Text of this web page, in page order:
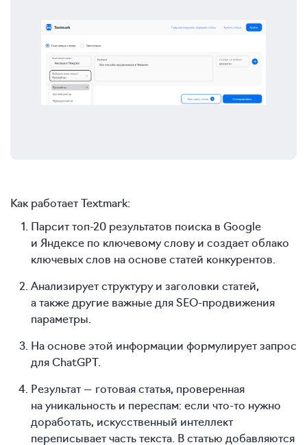
Как работает Textmark:
Парсит топ-20 результатов поиска в Google
и Яндексе по ключевому слову и создает облако
ключевых слов на основе статей конкурентов.
Анализирует структуру и заголовки статей,
а также другие важные для SEO-продвижения
параметры.
На основе этой информации формулирует запрос
для ChatGPT.
Результат — готовая статья, проверенная
на уникальность и переспам: если что-то нужно
доработать, искусственный интеллект
переписывает часть текста. В статью добавляются